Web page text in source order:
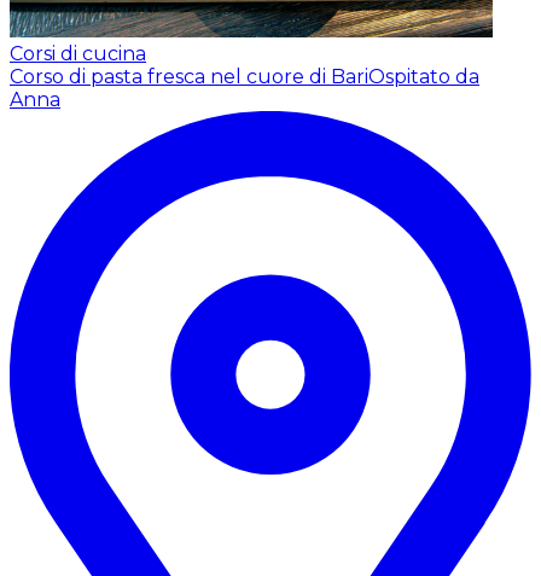
Corsi di cucina
Corso di pasta fresca nel cuore di BariOspitato da
Anna